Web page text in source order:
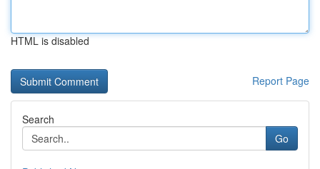
HTML is disabled
Report Page
Search
Go